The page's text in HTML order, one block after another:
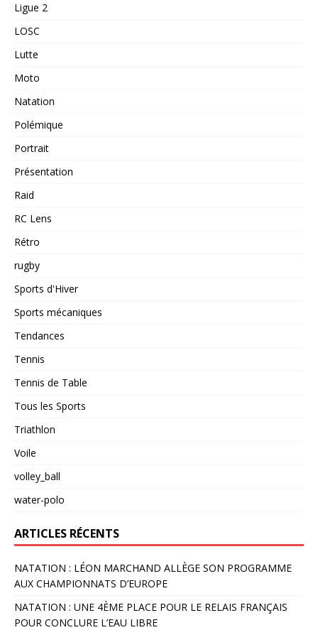
Ligue 2
LOSC
Lutte
Moto
Natation
Polémique
Portrait
Présentation
Raid
RC Lens
Rétro
rugby
Sports d'Hiver
Sports mécaniques
Tendances
Tennis
Tennis de Table
Tous les Sports
Triathlon
Voile
volley_ball
water-polo
ARTICLES RÉCENTS
NATATION : LÉON MARCHAND ALLÈGE SON PROGRAMME
AUX CHAMPIONNATS D’EUROPE
NATATION : UNE 4ÈME PLACE POUR LE RELAIS FRANÇAIS
POUR CONCLURE L’EAU LIBRE